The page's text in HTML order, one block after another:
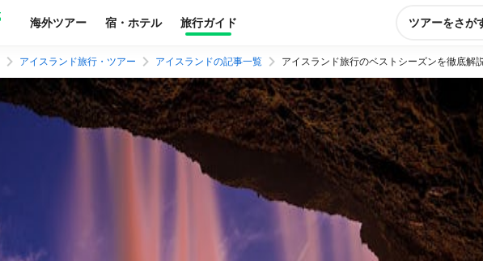
海外ツアー 宿・ホテル 旅行ガイド ツアーをさが
アイスランド旅行・ツアー アイスランドの記事一覧 アイスランド旅行のベストシーズンを徹底解